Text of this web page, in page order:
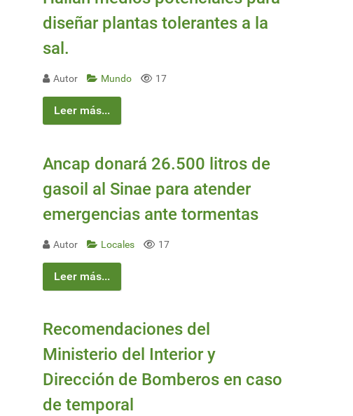
diseñar plantas tolerantes a la
sal.
Autor Mundo 17
Leer más...
Ancap donará 26.500 litros de
gasoil al Sinae para atender
emergencias ante tormentas
Autor Locales 17
Leer más...
Recomendaciones del
Ministerio del Interior y
Dirección de Bomberos en caso
de temporal